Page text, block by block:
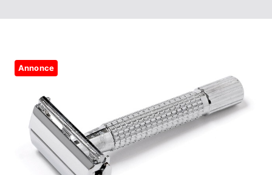
Annonce